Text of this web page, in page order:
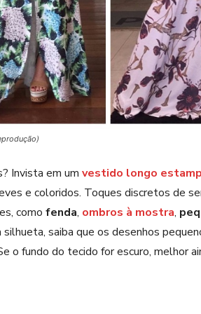
Invista em um vestido longo
e coloridos. Toques discretos de
como fenda, ombros à mostra,
saiba que os desenhos
o fundo do tecido for escuro, melhor